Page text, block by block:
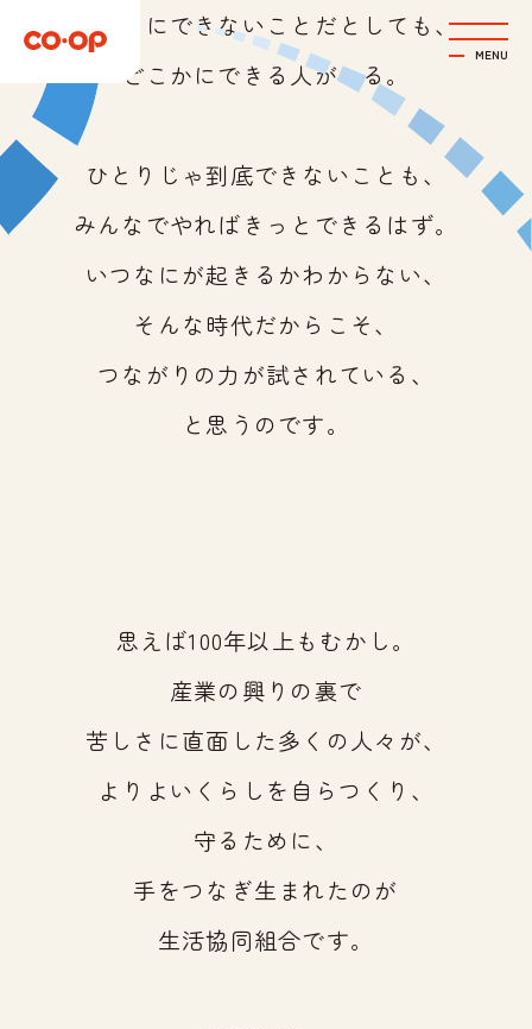
MENU
わたしにできないことだとしても、
どこかにできる人がいる。
ひとりじゃ到底できないことも、
みんなでやればきっとできるはず。
いつなにが起きるかわからない、
そんな時代だからこそ、
つながりの力が試されている、
と思うのです。
思えば100年以上もむかし。
産業の興りの裏で
苦しさに直面した多くの人々が、
よりよいくらしを自らつくり、
守るために、
手をつなぎ生まれたのが
生活協同組合です。